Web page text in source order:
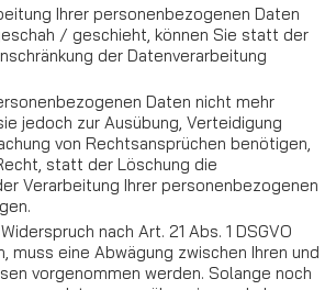
Ihrer personenbezogenen Daten
/ geschieht, können Sie statt der
der Datenverarbeitung
Daten nicht mehr
jedoch zur Ausübung, Verteidigung
von Rechtsansprüchen benötigen,
statt der Löschung die
Verarbeitung Ihrer personenbezogenen
nach Art. 21 Abs. 1 DSGVO
muss eine Abwägung zwischen Ihren und
vorgenommen werden. Solange noch